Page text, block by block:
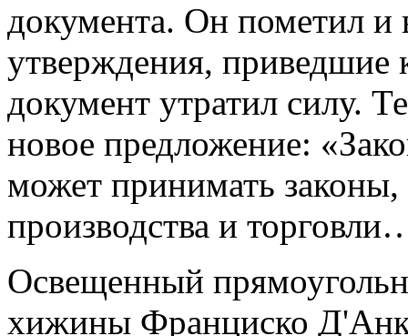
документа. Он пометил и
утверждения, приведшие
документ утратил силу.
новое предложение:
может принимать
производства и
Освещенный
хижины Франциско